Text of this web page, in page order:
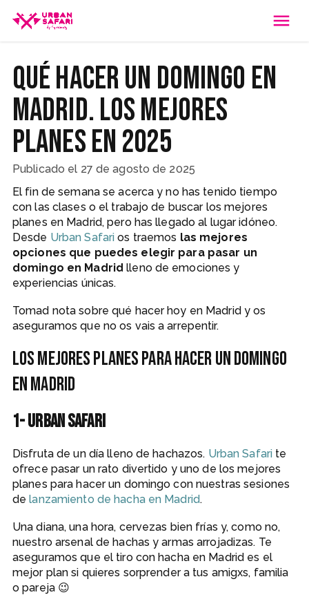
Qué hacer un domingo en
Madrid. Los mejores
planes en 2025
Publicado el 27 de agosto de 2025
El fin de semana se acerca y no has tenido tiempo
con las clases o el trabajo de buscar los mejores
planes en Madrid, pero has llegado al lugar idóneo.
Desde Urban Safari os traemos las mejores
opciones que puedes elegir para pasar un
domingo en Madrid lleno de emociones y
experiencias únicas.
Tomad nota sobre qué hacer hoy en Madrid y os
aseguramos que no os vais a arrepentir.
Los mejores planes para hacer un domingo
en Madrid
1- Urban Safari
Disfruta de un día lleno de hachazos. Urban Safari te
ofrece pasar un rato divertido y uno de los mejores
planes para hacer un domingo con nuestras sesiones
delanzamiento de hacha en Madrid.
Una diana, una hora, cervezas bien frías y, como no,
nuestro arsenal de hachas y armas arrojadizas. Te
aseguramos que el tiro con hacha en Madrid es el
mejor plan si quieres sorprender a tus amigxs, familia
o pareja 😉